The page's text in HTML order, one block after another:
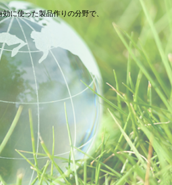
に使った製品作りの分野で、